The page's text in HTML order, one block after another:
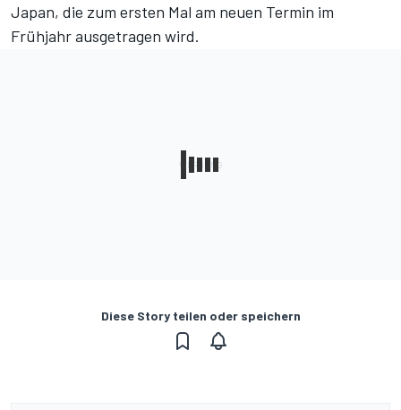
Japan, die zum ersten Mal am neuen Termin im
Frühjahr ausgetragen wird.
Diese Story teilen oder speichern